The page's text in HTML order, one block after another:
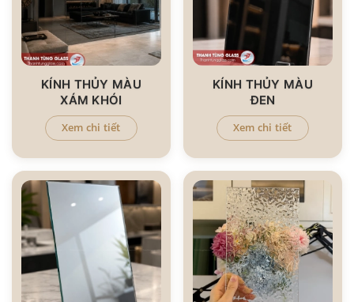
KÍNH THỦY MÀU
XÁM KHÓI
Xem chi tiết
KÍNH THỦY MÀU
ĐEN
Xem chi tiết